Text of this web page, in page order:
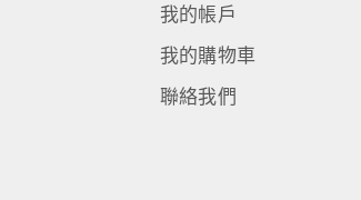
我的帳戶
我的購物車
聯絡我們